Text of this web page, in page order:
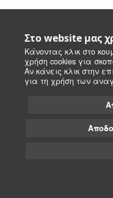
Στο website μας
Κάνοντας κλικ στο
χρήση cookies για
Αν κάνεις κλικ στην
για τη χρήση των